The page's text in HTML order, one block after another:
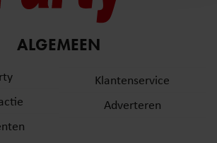
te analyseren. Ook delen we
gebruik van onze site met onze
media, adverteren en analyse. Deze
ze heeft verstrekt of die ze hebben
onze cookies als u onze website blijft
ALGEMEEN
Klantenservice
Adverteren